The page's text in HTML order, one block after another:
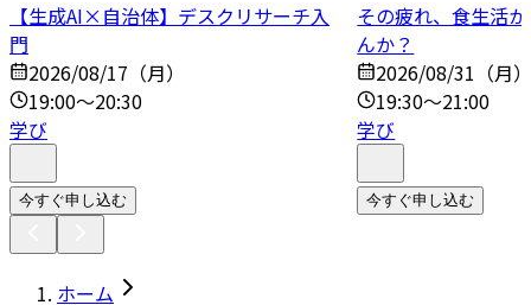
【生成AI×自治体】デスクリサーチ入
門
2026/08/17（月）
19:00～20:30
学び
今すぐ申し込む
その疲れ、食生活
んか？
2026/08/31（月
19:30～21:00
学び
今すぐ申し込む
ホーム